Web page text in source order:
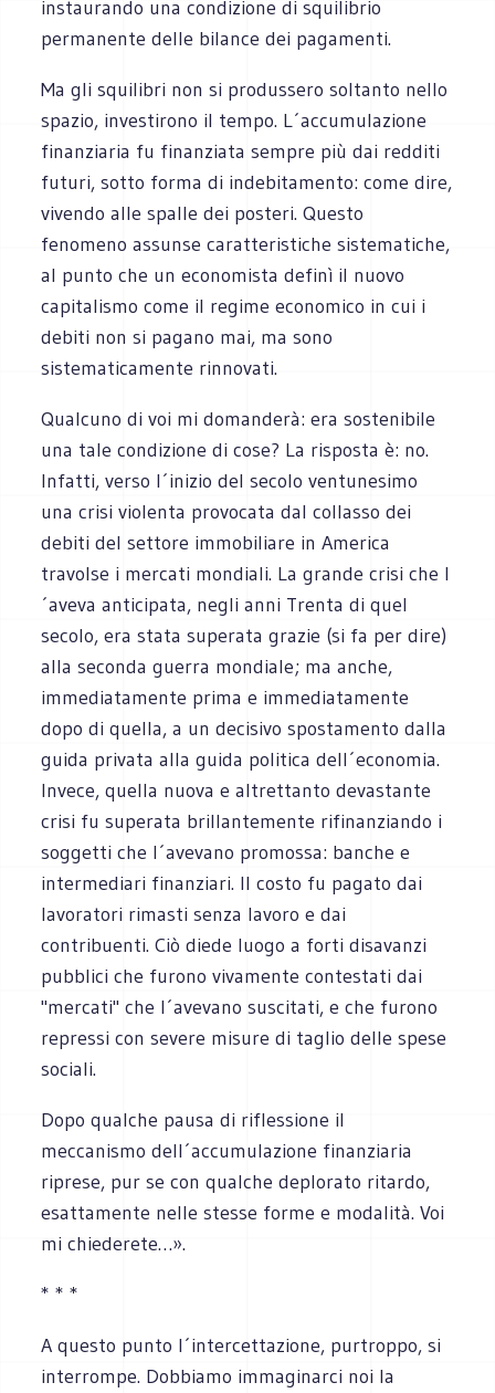
instaurando una condizione di squilibrio
permanente delle bilance dei pagamenti.
Ma gli squilibri non si produssero soltanto nello
spazio, investirono il tempo. L´accumulazione
finanziaria fu finanziata sempre più dai redditi
futuri, sotto forma di indebitamento: come dire,
vivendo alle spalle dei posteri. Questo
fenomeno assunse caratteristiche sistematiche,
al punto che un economista definì il nuovo
capitalismo come il regime economico in cui i
debiti non si pagano mai, ma sono
sistematicamente rinnovati.
Qualcuno di voi mi domanderà: era sostenibile
una tale condizione di cose? La risposta è: no.
Infatti, verso l´inizio del secolo ventunesimo
una crisi violenta provocata dal collasso dei
debiti del settore immobiliare in America
travolse i mercati mondiali. La grande crisi che l
´aveva anticipata, negli anni Trenta di quel
secolo, era stata superata grazie (si fa per dire)
alla seconda guerra mondiale; ma anche,
immediatamente prima e immediatamente
dopo di quella, a un decisivo spostamento dalla
guida privata alla guida politica dell´economia.
Invece, quella nuova e altrettanto devastante
crisi fu superata brillantemente rifinanziando i
soggetti che l´avevano promossa: banche e
intermediari finanziari. Il costo fu pagato dai
lavoratori rimasti senza lavoro e dai
contribuenti. Ciò diede luogo a forti disavanzi
pubblici che furono vivamente contestati dai
"mercati" che l´avevano suscitati, e che furono
repressi con severe misure di taglio delle spese
sociali.
Dopo qualche pausa di riflessione il
meccanismo dell´accumulazione finanziaria
riprese, pur se con qualche deplorato ritardo,
esattamente nelle stesse forme e modalità. Voi
mi chiederete…».
* * *
A questo punto l´intercettazione, purtroppo, si
interrompe. Dobbiamo immaginarci noi la